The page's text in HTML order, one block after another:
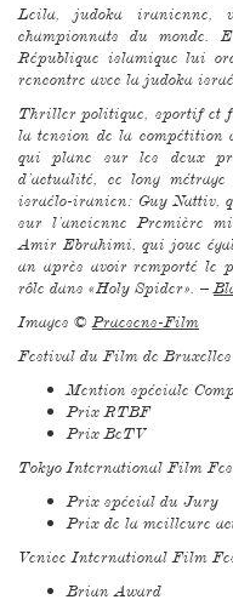
Leila, judoka iranienne,
championnats du
République islamique lui
rencontre avec la judoka
Thriller politique, sportif et
la tension de la compétition
qui plane sur les deux
d’actualité, ce long
israélo-iranien: Guy Nattiv,
sur l’ancienne Première
Amir Ebrahimi, qui joue
an après avoir remporté le
rôle dans «Holy Spider». –
Images © Praesens-Film
Festival du Film de
Mention spéciale
Prix RTBF
Prix BeTV
Tokyo International Film
Prix spécial du Jury
Prix de la meilleure
Venice International Film
Brian Award